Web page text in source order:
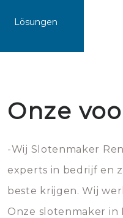
Lösungen
Onze
-Wij Slotenmaker
experts in bedrijf en
beste krijgen. Wij
Onze slotenmaker